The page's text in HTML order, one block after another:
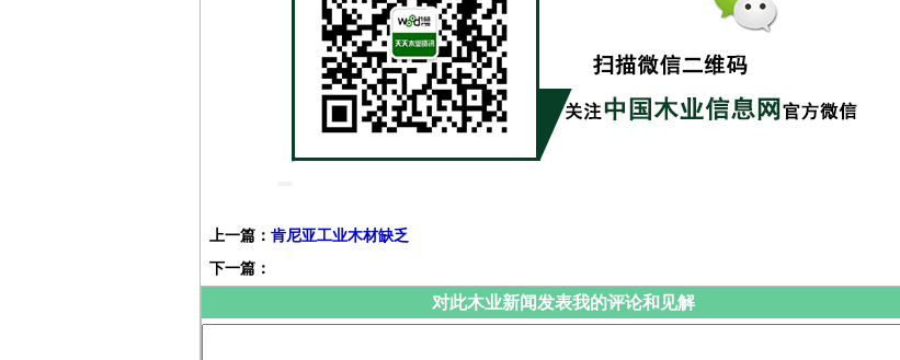
上一篇： 肯尼亚工业木材缺乏
下一篇：
对此木业新闻发表我的评论和见解